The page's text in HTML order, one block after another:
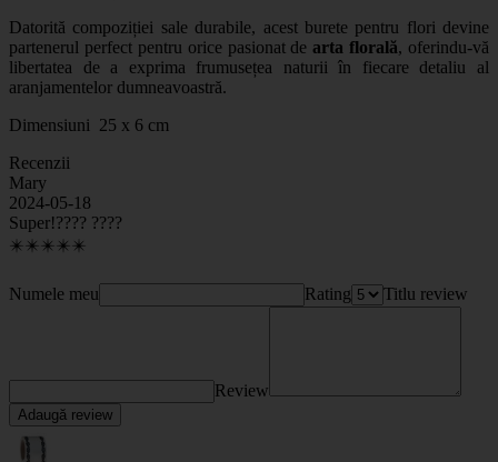
Datorită compoziției sale durabile, acest burete pentru flori devine
partenerul perfect pentru orice pasionat de arta florală, oferindu-vă
libertatea de a exprima frumusețea naturii în fiecare detaliu al
aranjamentelor dumneavoastră.
Dimensiuni 25 x 6 cm
Recenzii
Mary
2024-05-18
Super!???? ????
✴️✴️✴️✴️✴️
Numele meu Rating Titlu review
Review
Adaugă review